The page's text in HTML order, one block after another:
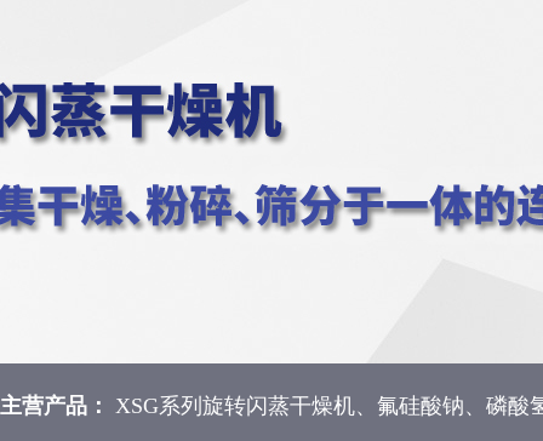
主营产品： XSG系列旋转闪蒸干燥机、氟硅酸钠、磷